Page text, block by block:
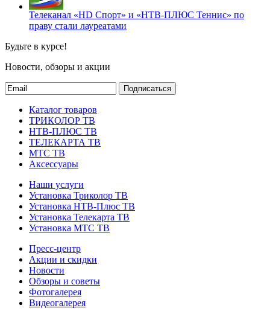
Телеканал «HD Спорт» и «НТВ-ПЛЮС Теннис» по
праву стали лауреатами
Будьте в курсе!
Новости, обзоры и акции
Подписаться
Каталог товаров
ТРИКОЛОР ТВ
НТВ-ПЛЮС ТВ
ТЕЛЕКАРТА ТВ
МТС ТВ
Аксессуары
Наши услуги
Установка Триколор ТВ
Установка НТВ-Плюс ТВ
Установка Телекарта ТВ
Установка МТС ТВ
Пресс-центр
Акции и скидки
Новости
Обзоры и советы
Фотогалерея
Видеогалерея